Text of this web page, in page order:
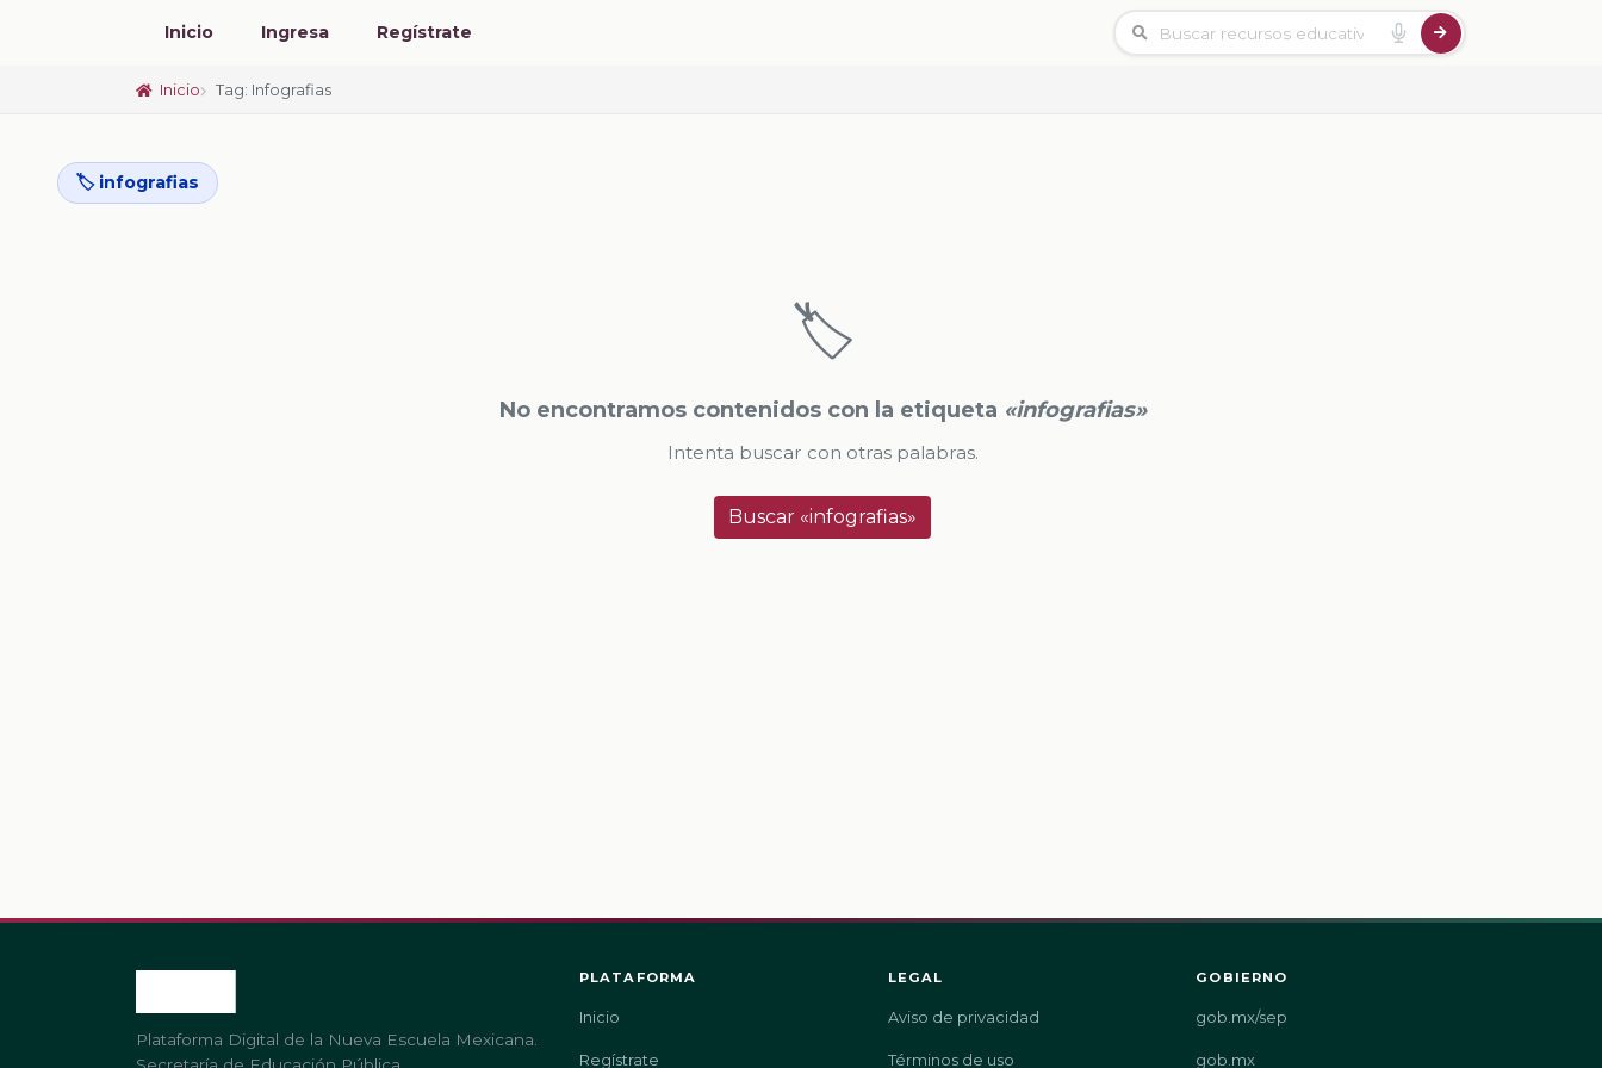
Inicio Ingresa Regístrate
Inicio Tag: Infografias
🏷️ infografias
🏷️
No encontramos contenidos con la etiqueta «infografias»
Intenta buscar con otras palabras.
Buscar «infografias»
Plataforma Digital de la Nueva Escuela Mexicana.
PLATAFORMA
Inicio
Regístrate
LEGAL
Aviso de privacidad
Términos de uso
GOBIERNO
gob.mx/sep
gob.mx